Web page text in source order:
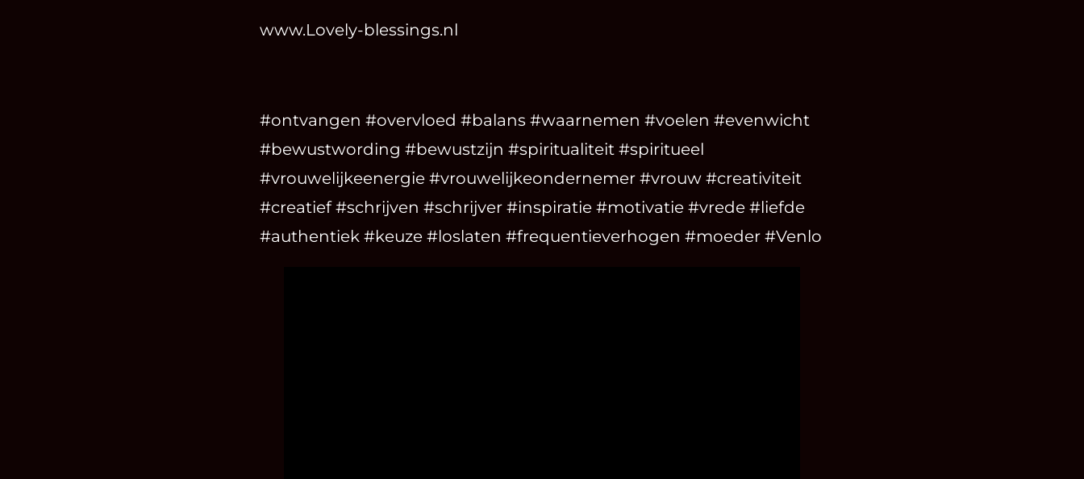
www.Lovely-blessings.nl
#ontvangen #overvloed #balans #waarnemen #voelen #evenwicht
#bewustwording #bewustzijn #spiritualiteit #spiritueel
#vrouwelijkeenergie #vrouwelijkeondernemer #vrouw #creativiteit
#creatief #schrijven #schrijver #inspiratie #motivatie #vrede #liefde
#authentiek #keuze #loslaten #frequentieverhogen #moeder #Venlo